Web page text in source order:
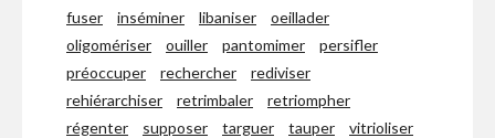
fuser
inséminer libaniser
oeillader
oligomériser
ouiller pantomimer
persifler
préoccuper
rechercher
rediviser
rehiérarchiser
retrimbaler
retriompher
régenter
supposer targuer tauper
vitrioliser